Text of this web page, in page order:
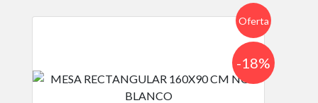
Oferta
-18%